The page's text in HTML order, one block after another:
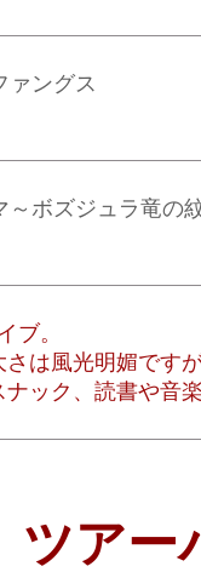
ァングス
ボズジュラ竜の
ブ。
は風光明媚です
ック、読書や音
ツアー